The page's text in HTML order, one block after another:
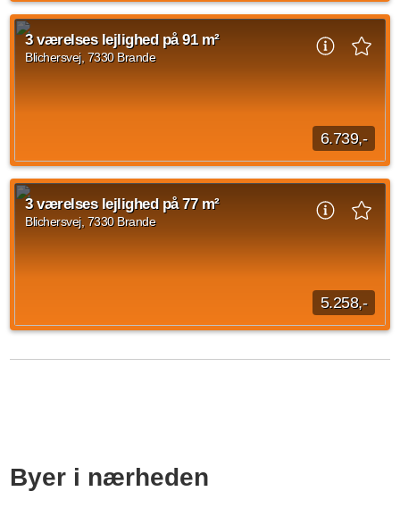
Brande Boligforening består af to boligafdelinger, Afd. 1 har
boliger på Blichersvej og Torvegade og Afd. 2 har boliger på
Ørbækvej 13-19, Mosevænget...
Kilde: Boligkontoret Danmark
3 værelses lejlighed på 91 m²
Blichersvej, 7330 Brande
6.739,-
Brande Boligforening består af ti boligafdelinger, afdeling 1
har boliger på Blichersvej og Torvegade og afdeling 2 har
boliger på Ørbækvej 13-19...
Kilde: Boligkontoret Danmark
3 værelses lejlighed på 77 m²
Blichersvej, 7330 Brande
5.258,-
har boliger på Blichersvej og Torvegade og afdeling 2 har
Byer i nærheden